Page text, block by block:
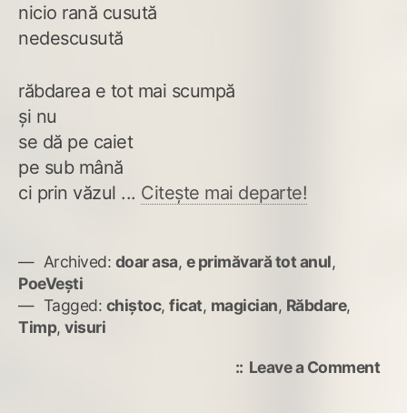
nicio rană cusută
nedescusută
răbdarea e tot mai scumpă
și nu
se dă pe caiet
pe sub mână
ci prin văzul ... Citește mai departe!
Archived: doar asa, e primăvară tot anul,
PoeVești
Tagged: chiștoc, ficat, magician, Răbdare,
Timp, visuri
Leave a Commenton